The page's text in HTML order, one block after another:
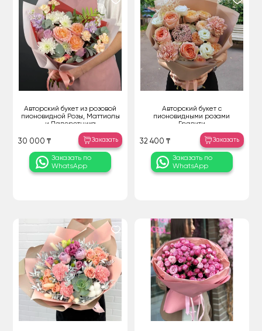
Авторский букет из розовой
пионовидной Розы, Маттиолы
и Папоротника
30 000 ₸ Заказать
Заказать по
WhatsApp
Авторский букет с
пионовидными розами
Гравити
32 400 ₸ Заказать
Заказать по
WhatsApp